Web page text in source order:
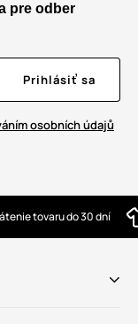
pre odber
Prihlásiť sa
osobních údajů
tovaru do 30 dní